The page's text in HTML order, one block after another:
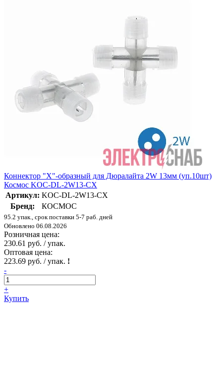
Коннектор "X"-образный для Дюралайта 2W 13мм (уп.10шт)
Космос KOC-DL-2W13-CX
Артикул: KOC-DL-2W13-CX
Бренд:
КОСМОС
95.2 упак., срок поставки 5-7 раб. дней
Обновлено 06.08.2026
Розничная цена:
230.61 руб. / упак.
Оптовая цена:
223.69 руб. / упак. !
-
+
Купить